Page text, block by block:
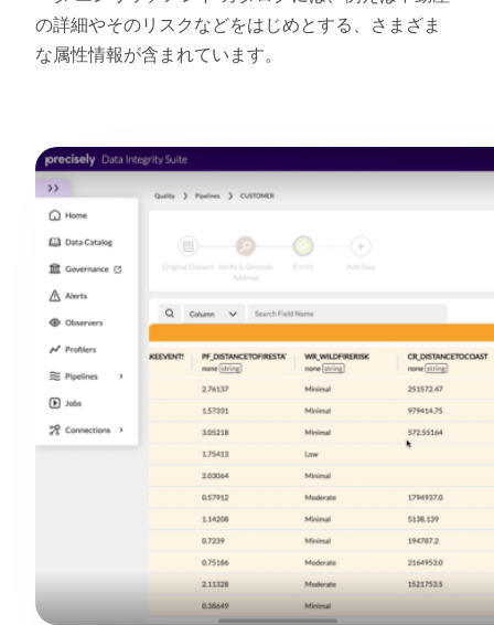
の詳細やそのリスクなどをはじめとする、さまざま
な属性情報が含まれています。